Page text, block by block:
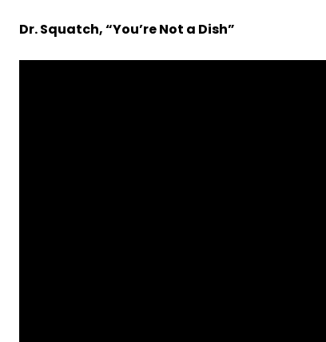
Dr. Squatch, “You’re Not a Dish”